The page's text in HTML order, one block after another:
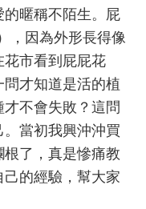
暱稱不陌生。屁
，因為外形長得像
市看到屁屁花
才知道是活的植
不會失敗？這問
當初我興沖沖買
了，真是慘痛教
的經驗，幫大家